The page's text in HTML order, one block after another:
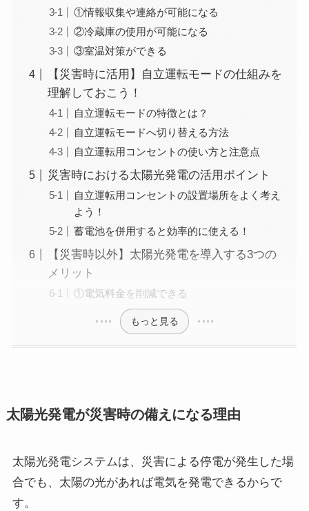
①情報収集や連絡が可能になる
②冷蔵庫の使用が可能になる
③室温対策ができる
【災害時に活用】自立運転モードの仕組みを
理解しておこう！
自立運転モードの特徴とは？
自立運転モードへ切り替える方法
自立運転用コンセントの使い方と注意点
災害時における太陽光発電の活用ポイント
自立運転用コンセントの設置場所をよく考え
よう！
蓄電池を併用すると効率的に使える！
【災害時以外】太陽光発電を導入する3つの
メリット
①電気料金を削減できる
もっと見る
太陽光発電が災害時の備えになる理由
太陽光発電システムは、災害による停電が発生した場
合でも、太陽の光があれば電気を発電できるからで
す。